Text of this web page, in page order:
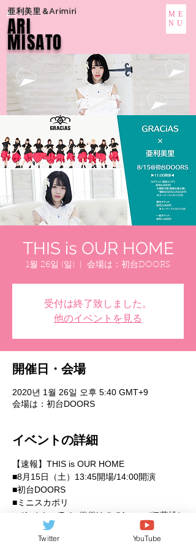
亜利美里＆Arimiri
ARI
MISATO
ME
NU
THIS is OUR HOME
1월 26일 (일) 会場は：初台DOORS
受付は終了致しました。
他のイベントを見る
開催日・会場
2020년 1월 26일 오후 5:40 GMT+9
会場は：初台DOORS
イベントの詳細
【速報】THIS is OUR HOME
■8月15日（土）13:45開場/14:00開演
■初台DOORS
■ミニスカポリ
ス/Ars'alum/Baby♡♡Holic/Mystear/伊藤桃/
亜利美里/asymmetry＆PiNSCA/奏りお/仮面
女子候補生/スライムガールズ/ゆめかわデイ
Twitter YouTube